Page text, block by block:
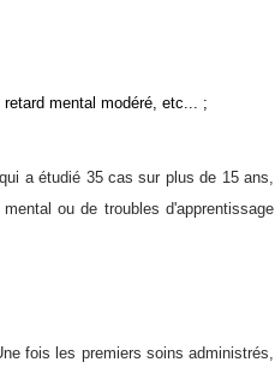
mental modéré, etc... ;
a étudié 35 cas sur plus de 15 ans,
ou de troubles d'apprentissage
fois les premiers soins administrés,